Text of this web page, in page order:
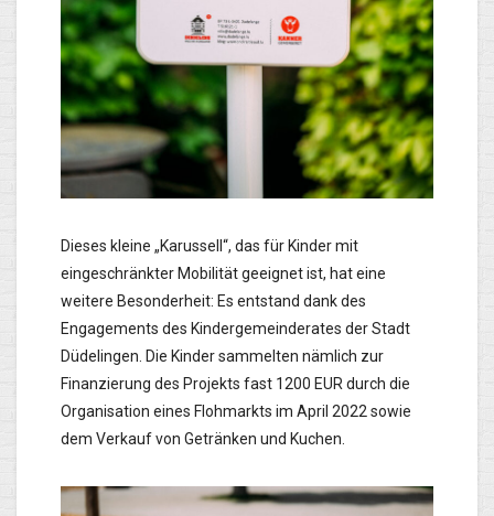
Dieses kleine „Karussell“, das für Kinder mit
eingeschränkter Mobilität geeignet ist, hat eine
weitere Besonderheit: Es entstand dank des
Engagements des Kindergemeinderates der Stadt
Düdelingen. Die Kinder sammelten nämlich zur
Finanzierung des Projekts fast 1200 EUR durch die
Organisation eines Flohmarkts im April 2022 sowie
dem Verkauf von Getränken und Kuchen.